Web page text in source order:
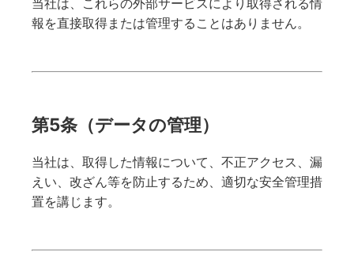
報を直接取得または管理することはありません。
第5条（データの管理）
当社は、取得した情報について、不正アクセス、漏
えい、改ざん等を防止するため、適切な安全管理措
置を講じます。